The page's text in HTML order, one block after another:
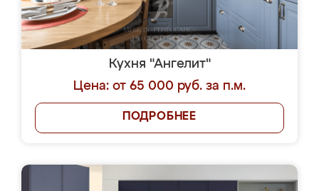
Кухня "Ангелит"
Цена: от 65 000 руб. за п.м.
ПОДРОБНЕЕ